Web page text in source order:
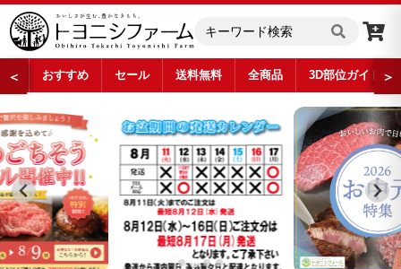
＜ おすすめ セール 送料無料 全商品 3D部位ガイド ＞